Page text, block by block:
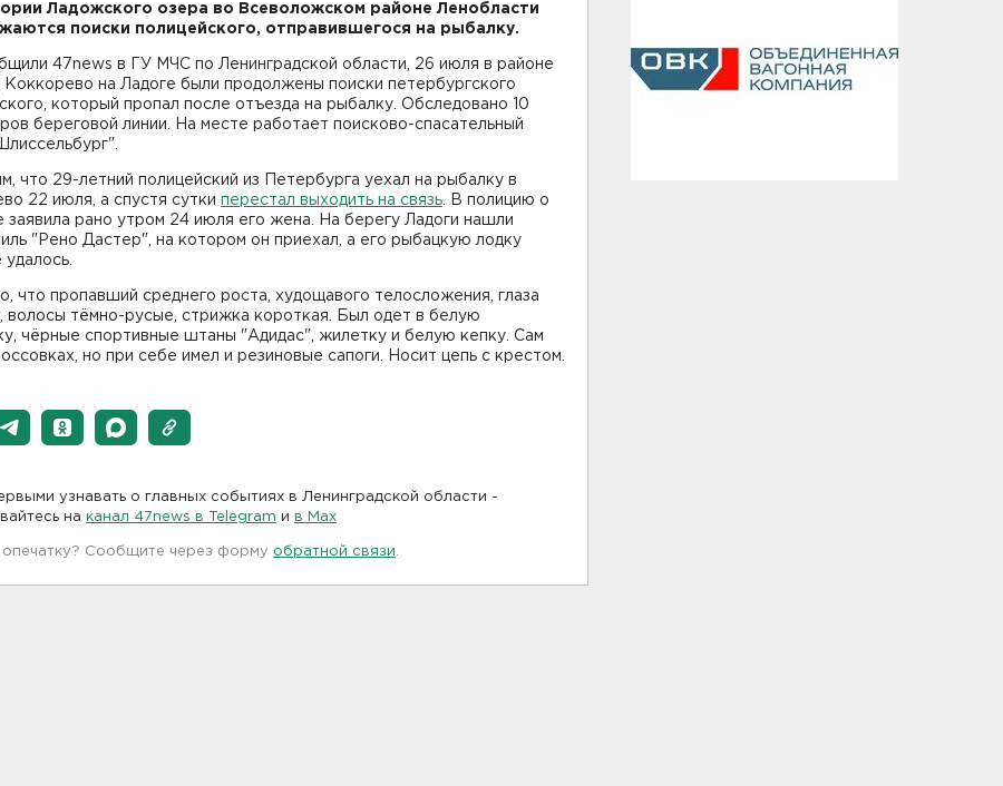
Ладожского озера во Всеволожском районе Ленобласти
поиски полицейского, отправившегося на рыбалку.
47news в ГУ МЧС по Ленинградской области, 26 июля в районе
Коккорево на Ладоге были продолжены поиски петербургского
который пропал после отъезда на рыбалку. Обследовано 10
береговой линии. На месте работает поисково-спасательный
что 29-летний полицейский из Петербурга уехал на рыбалку в
22 июля, а спустя сутки перестал выходить на связь . В полицию о
заявила рано утром 24 июля его жена. На берегу Ладоги нашли
"Рено Дастер", на котором он приехал, а его рыбацкую лодку
удалось.
что пропавший среднего роста, худощавого телосложения, глаза
волосы тёмно-русые, стрижка короткая. Был одет в белую
чёрные спортивные штаны "Адидас", жилетку и белую кепку. Сам
но при себе имел и резиновые сапоги. Носит цепь с крестом.
узнавать о главных событиях в Ленинградской области -
на канал 47news в Telegram и в Maх
опечатку? Сообщите через форму обратной связи